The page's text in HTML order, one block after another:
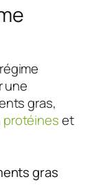
une
gras,
protéineset
gras